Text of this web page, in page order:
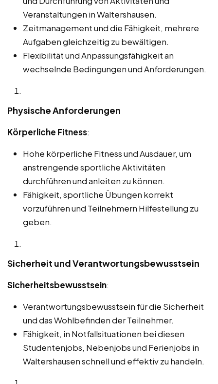
Veranstaltungen in Waltershausen.
Zeitmanagement und die Fähigkeit, mehrere
Aufgaben gleichzeitig zu bewältigen.
Flexibilität und Anpassungsfähigkeit an
wechselnde Bedingungen und Anforderungen.
Physische Anforderungen
Körperliche Fitness:
Hohe körperliche Fitness und Ausdauer, um
anstrengende sportliche Aktivitäten
durchführen und anleiten zu können.
Fähigkeit, sportliche Übungen korrekt
vorzuführen und Teilnehmern Hilfestellung zu
geben.
Sicherheit und Verantwortungsbewusstsein
Sicherheitsbewusstsein:
Verantwortungsbewusstsein für die Sicherheit
und das Wohlbefinden der Teilnehmer.
Fähigkeit, in Notfallsituationen bei diesen
Studentenjobs, Nebenjobs und Ferienjobs in
Waltershausen schnell und effektiv zu handeln.